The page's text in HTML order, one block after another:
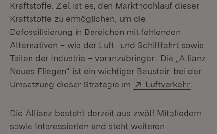
Kraftstoffe. Ziel ist es, den Markthochlauf dieser
Kraftstoffe zu ermöglichen, um die
Defossilisierung in Bereichen mit fehlenden
Alternativen – wie der Luft- und Schifffahrt sowie
Teilen der Industrie – voranzubringen. Die „Allianz
Neues Fliegen“ ist ein wichtiger Baustein bei der
Umsetzung dieser Strategie im
Extern:
Luftverkehr
Die Allianz besteht derzeit aus zwölf Mitgliedern
sowie Interessierten und steht weiteren